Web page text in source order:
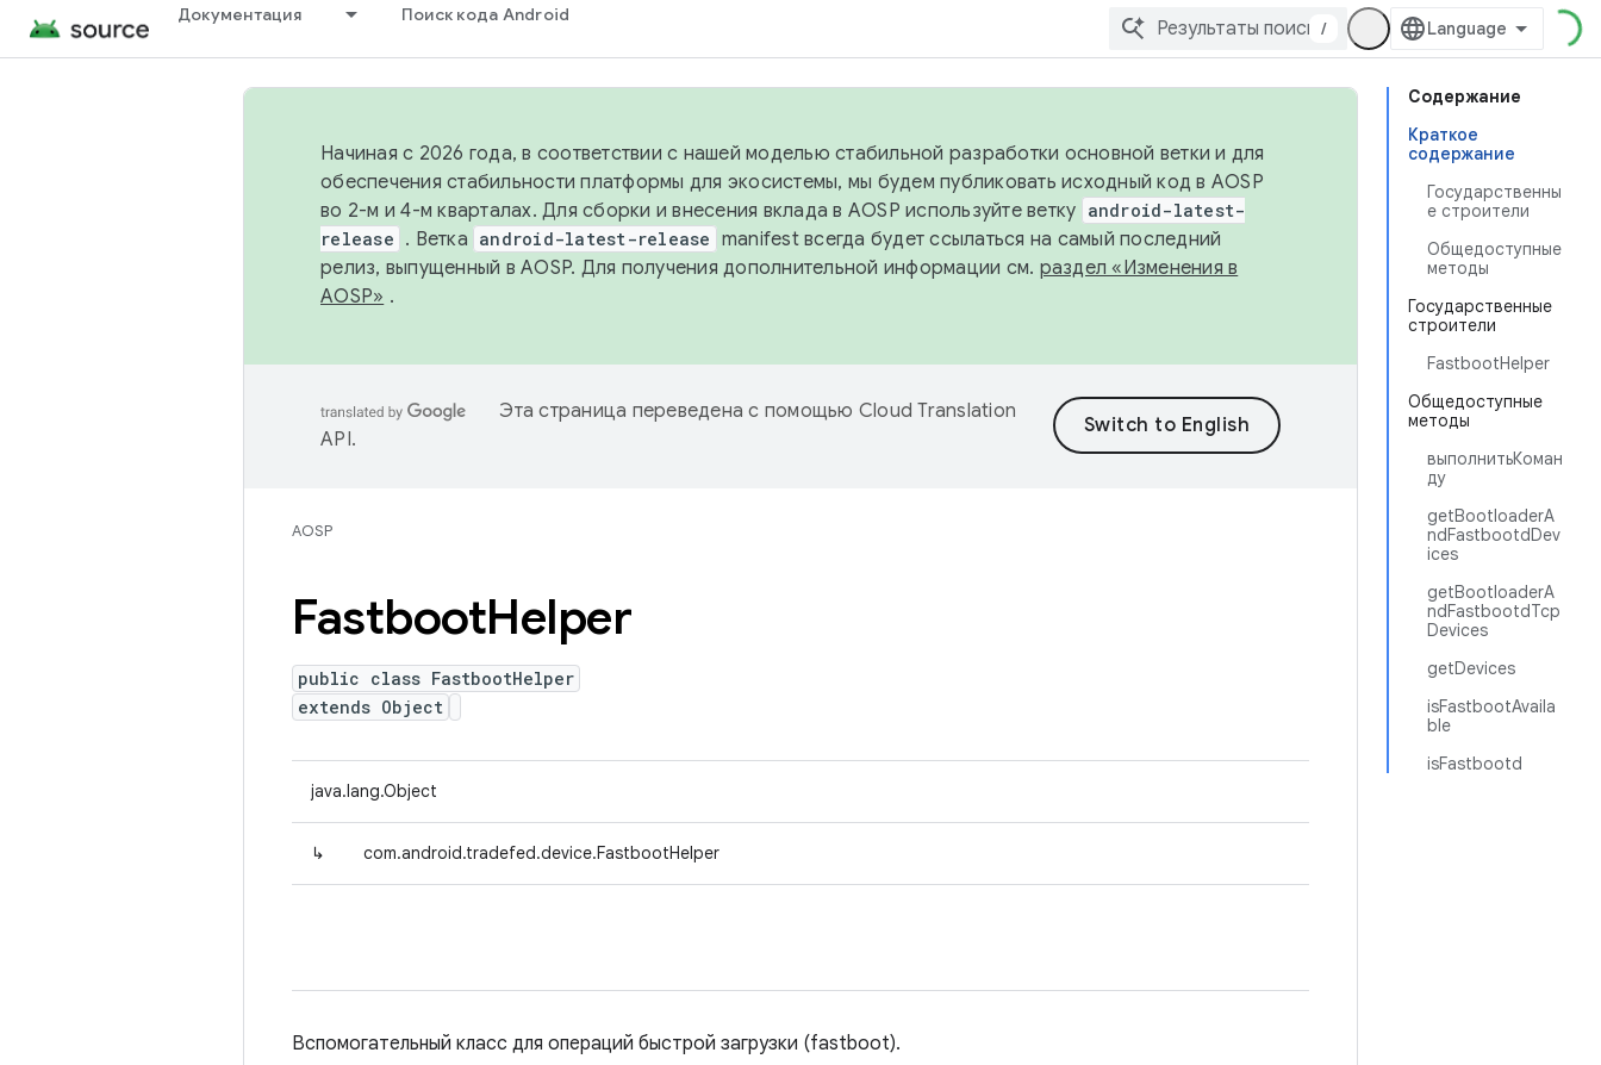
Документация Поиск кода Android
/
Содержание
Краткое
содержание
Государственны
е строители
Общедоступные
методы
Государственные
строители
FastbootHelper
Общедоступные
методы
выполнитьКоман
ду
getBootloaderA
ndFastbootdDev
ices
getBootloaderA
ndFastbootdTcp
Devices
getDevices
isFastbootAvaila
ble
isFastbootd
Начиная с 2026 года, в соответствии с нашей моделью стабильной разработки основной ветки и для
обеспечения стабильности платформы для экосистемы, мы будем публиковать исходный код в AOSP
во 2-м и 4-м кварталах. Для сборки и внесения вклада в AOSP используйте ветку android-latest-
release . Ветка android-latest-release manifest всегда будет ссылаться на самый последний
релиз, выпущенный в AOSP. Для получения дополнительной информации см. раздел «Изменения в
AOSP» .
Эта страница переведена с помощью Cloud Translation
API.
AOSP
FastbootHelper
public class FastbootHelper
extends Object
java.lang.Object
↳ com.android.tradefed.device.FastbootHelper
Вспомогательный класс для операций быстрой загрузки (fastboot).